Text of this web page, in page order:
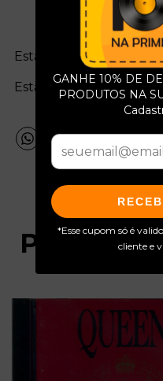
GANHE 10% DE
PRODUTOS NA
*Esse cupom só é
cliente e
Estado da mídia:
Estado da capa:
Produtos